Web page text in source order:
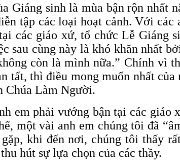
Giáng sinh là mùa bận rộn
tập các loại hoạt cảnh. Với
các giáo xứ, tổ chức Lễ Giáng
cùng này là khó khăn nhất
còn là mình nữa.” Chính vì
tất, thì điều mong muốn nhất
Chúa Làm Người.
em phải vướng bận tại các
một vài anh em chúng tôi đã
khi đến nơi, chúng tôi thấy
hút sự lựa chọn của các thầy.